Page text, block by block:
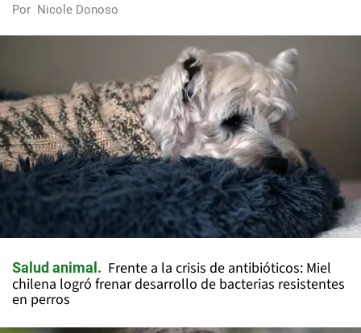
Por Nicole Donoso
Salud animal
Frente a la crisis de antibióticos: Miel
chilena logró frenar desarrollo de bacterias resistentes
en perros